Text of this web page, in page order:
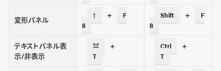
変形パネル ⇧ +
F
8
Shift +
F
8
テキストパネル表
示/非表示
⌘ +
T
Ctrl +
T